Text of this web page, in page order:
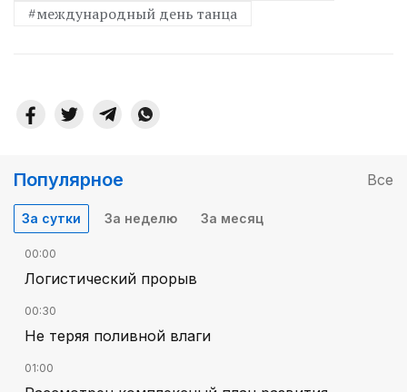
#международный день танца
Популярное Все
За сутки За неделю За месяц
00:00
Логистический прорыв
00:30
Не теряя поливной влаги
01:00